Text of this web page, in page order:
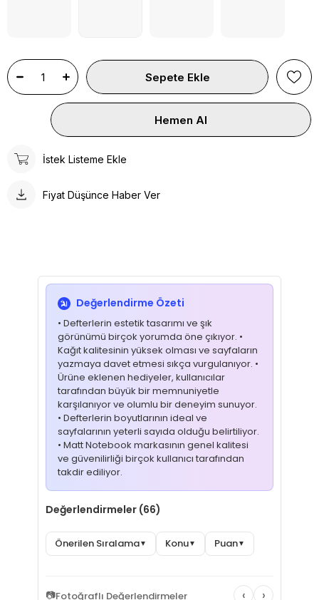
İstek Listeme Ekle
Fiyat Düşünce Haber Ver
Değerlendirme Özeti
• Defterlerin estetik tasarımı ve şık
görünümü birçok yorumda öne çıkıyor. •
Kağıt kalitesinin yüksek olması ve sayfaların
yazmaya davet etmesi sıkça vurgulanıyor. •
Ürüne eklenen hediyeler, kullanıcılar
tarafından büyük bir memnuniyetle
karşılanıyor ve olumlu bir deneyim sunuyor.
• Defterlerin boyutlarının ideal ve
sayfalarının yeterli sayıda olduğu belirtiliyor.
• Matt Notebook markasının genel kalitesi
ve güvenilirliği birçok kullanıcı tarafından
takdir ediliyor.
Değerlendirmeler (66)
Önerilen Sıralama▼ Konu▼ Puan▼
📷Fotoğraflı Değerlendirmeler ‹ ›